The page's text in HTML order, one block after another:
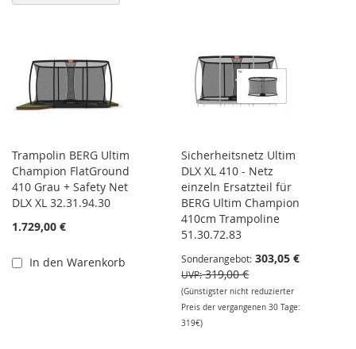
Trampolin BERG Ultim
Champion FlatGround
410 Grau + Safety Net
DLX XL 32.31.94.30
1.729,00 €
In den Warenkorb
Sicherheitsnetz Ultim
DLX XL 410 - Netz
einzeln Ersatzteil für
BERG Ultim Champion
410cm Trampoline
51.30.72.83
Sonderangebot 303,05 €
UVP 319,00 €
(Günstigster nicht reduzierter
Preis der vergangenen 30 Tage:
319€)